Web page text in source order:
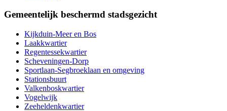
Gemeentelijk beschermd stadsgezicht
Kijkduin-Meer en Bos
Laakkwartier
Regentessekwartier
Scheveningen-Dorp
Sportlaan-Segbroeklaan en omgeving
Stationsbuurt
Valkenboskwartier
Vogelwijk
Zeeheldenkwartier